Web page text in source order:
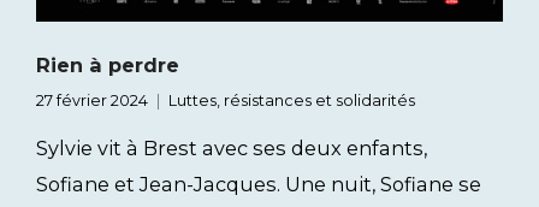
Rien à perdre
27 février 2024 Luttes, résistances et solidarités
Sylvie vit à Brest avec ses deux enfants,
Sofiane et Jean-Jacques. Une nuit, Sofiane se